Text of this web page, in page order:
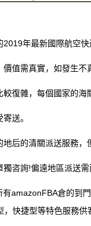
年最新國際航空快
需真實，如發生不
雜，每個國家的海
送。
的清關派送服務，
詢!偏遠地區派送需
倉的到門
快捷型等特色服務供